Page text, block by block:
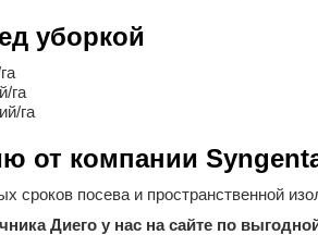
уборкой
га
га
от компании
сроков посева и пространственной
Диего у нас на сайте по